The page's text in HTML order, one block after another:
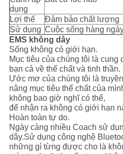
dụng
Lợi thế
Đảm bảo chất lượng
Sử dụng Cuộc sống hàng
EMS không dây
Sống không có giới hạn.
Mục tiêu của chúng tôi là cung
bạn cả về thể chất và tinh thần.
Ước mơ của chúng tôi là
nâng mục tiêu thể chất của
không bao giờ nghĩ có thể,
để nhận ra không có giới hạn
Hoàn toàn tự do.
Ngày càng nhiều Coach sử
dây.Sử dụng công nghệ
những gì từng được cho là